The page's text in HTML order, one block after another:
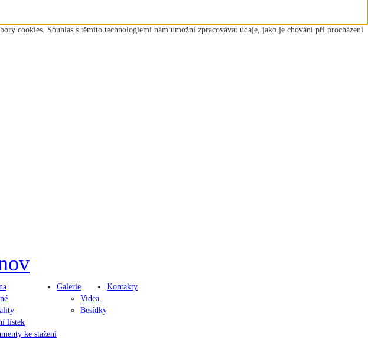
cookies. Souhlas s těmito technologiemi nám umožní zpracovávat údaje, jako je chování při procházení
lístek
ke stažení
Galerie
Videa
Besídky
Kontakty